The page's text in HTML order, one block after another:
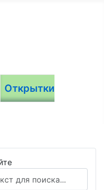
Открытки